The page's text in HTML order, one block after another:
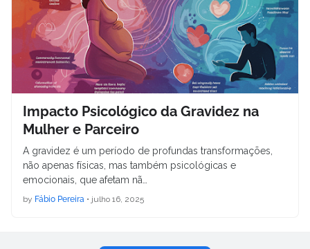
Impacto Psicológico da Gravidez na
Mulher e Parceiro
A gravidez é um período de profundas transformações,
não apenas físicas, mas também psicológicas e
emocionais, que afetam nã…
by Fábio Pereira • julho 16, 2025